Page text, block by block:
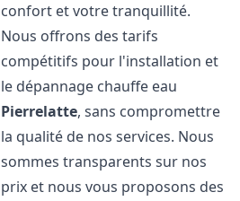
confort et votre tranquillité.
Nous offrons des tarifs
compétitifs pour l'installation et
le dépannage chauffe eau
Pierrelatte, sans compromettre
la qualité de nos services. Nous
sommes transparents sur nos
prix et nous vous proposons des